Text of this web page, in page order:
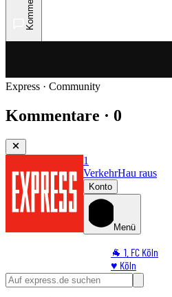
Express · Community
Kommentare · 0
1
VerkehrHau raus
Konto
Menü
🐐 1. FC Köln
♥️ Köln
⭐ Promi